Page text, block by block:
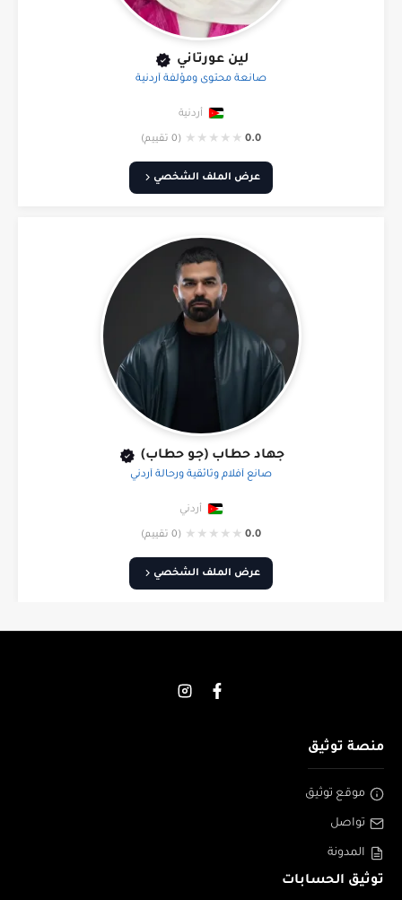
لين عورتاني
صانعة محتوى ومؤلفة أردنية
أردنية
0.0
★
★
★
★
★ (0 تقييم)
عرض الملف الشخصي
جهاد حطاب (جو حطاب)
صانع أفلام وثائقية ورحالة أردني
أردني
0.0
★
★
★
★
★ (0 تقييم)
عرض الملف الشخصي
منصة توثيق
موقع توثيق
تواصل
المدونة
توثيق الحسابات